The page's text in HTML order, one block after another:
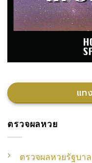
แท
ตรวจผลหวย
ตรวจผลหวยรัฐบาล